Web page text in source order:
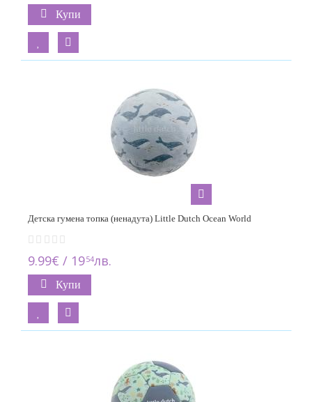
Купи
Детска гумена топка (ненадута) Little Dutch Ocean World
9.99€ / 1954лв.
Купи